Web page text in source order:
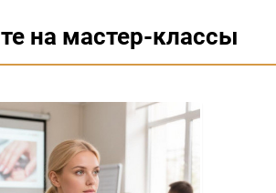
на мастер-классы